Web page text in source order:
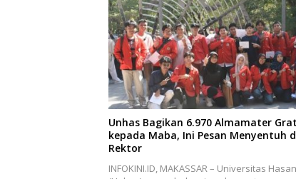
Unhas Bagikan 6.970 Almamater
kepada Maba, Ini Pesan Menyentuh
Rektor
INFOKINI.ID, MAKASSAR – Universitas